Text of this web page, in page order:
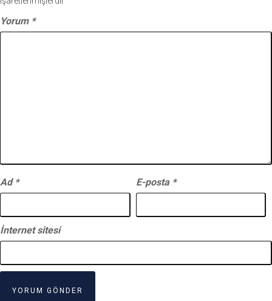
Yorum *
Ad * E-posta *
İnternet sitesi